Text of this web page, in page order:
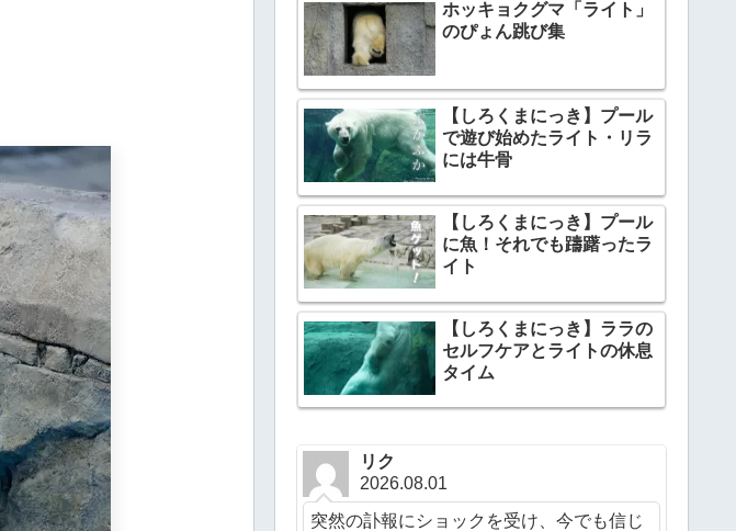
ホッキョクグマ「ライト」
のぴょん跳び集
【しろくまにっき】プール
で遊び始めたライト・リラ
には牛骨
【しろくまにっき】プール
に魚！それでも躊躇ったラ
イト
【しろくまにっき】ララの
セルフケアとライトの休息
タイム
リク
2026.08.01
突然の訃報にショックを受け、今でも信じ